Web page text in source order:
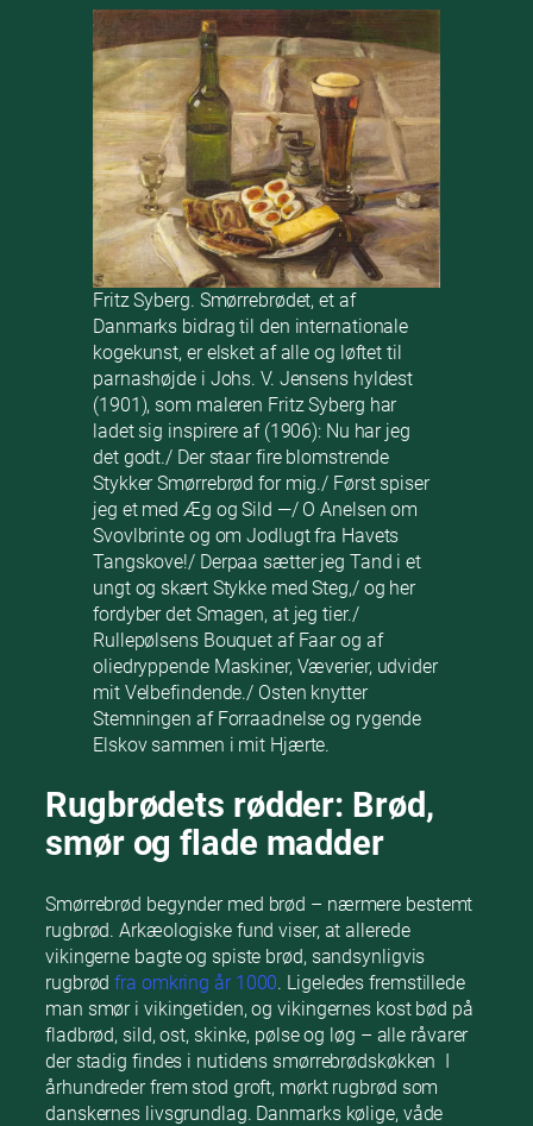
Fritz Syberg. Smørrebrødet, et af
Danmarks bidrag til den internationale
kogekunst, er elsket af alle og løftet til
parnashøjde i Johs. V. Jensens hyldest
(1901), som maleren Fritz Syberg har
ladet sig inspirere af (1906): Nu har jeg
det godt./ Der staar fire blomstrende
Stykker Smørrebrød for mig./ Først spiser
jeg et med Æg og Sild —/ O Anelsen om
Svovlbrinte og om Jodlugt fra Havets
Tangskove!/ Derpaa sætter jeg Tand i et
ungt og skært Stykke med Steg,/ og her
fordyber det Smagen, at jeg tier./
Rullepølsens Bouquet af Faar og af
oliedryppende Maskiner, Væverier, udvider
mit Velbefindende./ Osten knytter
Stemningen af Forraadnelse og rygende
Elskov sammen i mit Hjærte.
Rugbrødets rødder: Brød,
smør og flade madder
Smørrebrød begynder med brød – nærmere bestemt
rugbrød. Arkæologiske fund viser, at allerede
vikingerne bagte og spiste brød, sandsynligvis
rugbrødfra omkring år 1000. Ligeledes fremstillede
man smør i vikingetiden, og vikingernes kost bød på
fladbrød, sild, ost, skinke, pølse og løg – alle råvarer
der stadig findes i nutidens smørrebrødskøkken I
århundreder frem stod groft, mørkt rugbrød som
danskernes livsgrundlag. Danmarks kølige, våde